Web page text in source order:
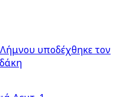
υποδέχθηκε τον